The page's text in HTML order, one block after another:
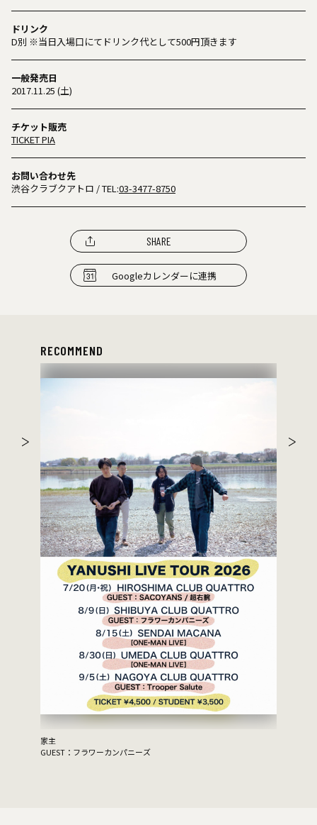
ドリンク
D別 ※当日入場口にてドリンク代として500円頂きます
一般発売日
2017.11.25 (土)
チケット販売
TICKET PIA
お問い合わせ先
渋谷クラブクアトロ / TEL:03-3477-8750
SHARE
Googleカレンダーに連携
RECOMMEND
家主
GUEST：フラワーカンパニーズ